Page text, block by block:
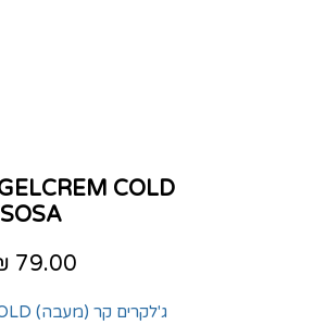
SOSA
ג'לקרים קר (מעבה) GELCREM COLD